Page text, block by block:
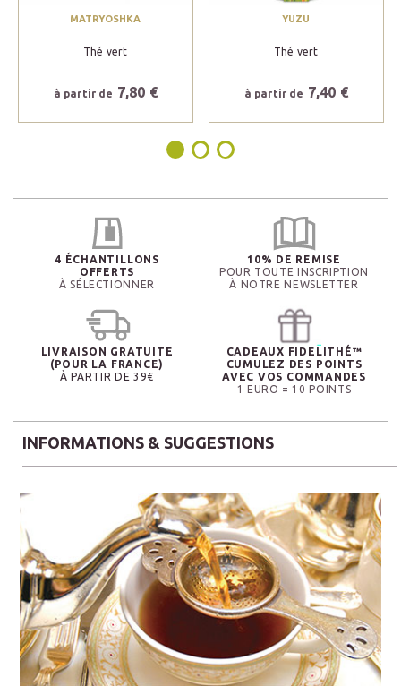
MATRYOSHKA
Thé vert
à partir de 7,80 €
YUZU
Thé vert
à partir de 7,40 €
4 ÉCHANTILLONS
OFFERTS
À SÉLECTIONNER
10% DE REMISE
POUR TOUTE INSCRIPTION
À NOTRE NEWSLETTER
LIVRAISON GRATUITE
(POUR LA FRANCE)
À PARTIR DE 39€
CADEAUX FIDELITHÉ™
CUMULEZ DES POINTS
AVEC VOS COMMANDES
1 EURO = 10 POINTS
INFORMATIONS & SUGGESTIONS